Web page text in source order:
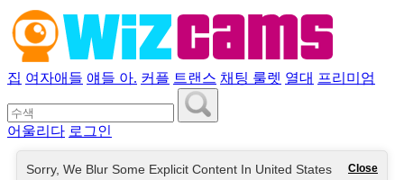
집 여자애들 얘들 아. 커플 트랜스 채팅 룰렛 열대 프리미엄
어울리다 로그인
Close
Sorry, We Blur Some Explicit Content In United States